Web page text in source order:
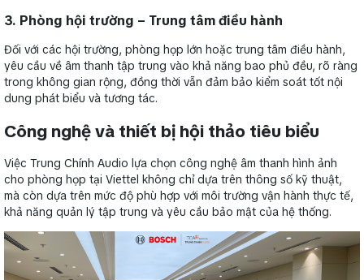
3. Phòng hội trường – Trung tâm điều hành
Đối với các hội trường, phòng họp lớn hoặc trung tâm điều hành,
yêu cầu về âm thanh tập trung vào khả năng bao phủ đều, rõ ràng
trong không gian rộng, đồng thời vẫn đảm bảo kiểm soát tốt nội
dung phát biểu và tương tác.
Công nghệ và thiết bị hội thảo tiêu biểu
Việc Trung Chính Audio lựa chọn công nghệ âm thanh hình ảnh
cho phòng họp tại Viettel không chỉ dựa trên thông số kỹ thuật,
mà còn dựa trên mức độ phù hợp với môi trường vận hành thực tế,
khả năng quản lý tập trung và yêu cầu bảo mật của hệ thống.